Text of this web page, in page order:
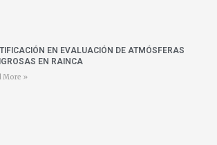
EN EVALUACIÓN DE ATMÓSFERAS
EN RAINCA
More »